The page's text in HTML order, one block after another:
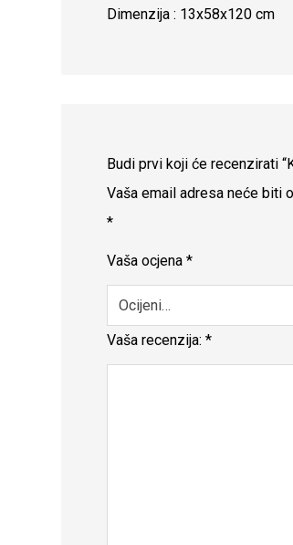
Dimenzija : 13x58x120 cm
Budi prvi koji će recenzirati
Vaša email adresa neće biti
*
Vaša ocjena*
Vaša recenzija:*